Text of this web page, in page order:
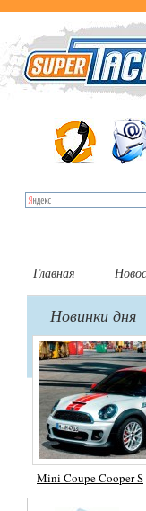
Главная
Новинки дня
Mini Coupe Cooper S